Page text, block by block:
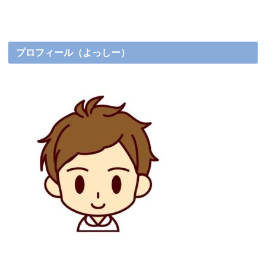
プロフィール（よっしー）